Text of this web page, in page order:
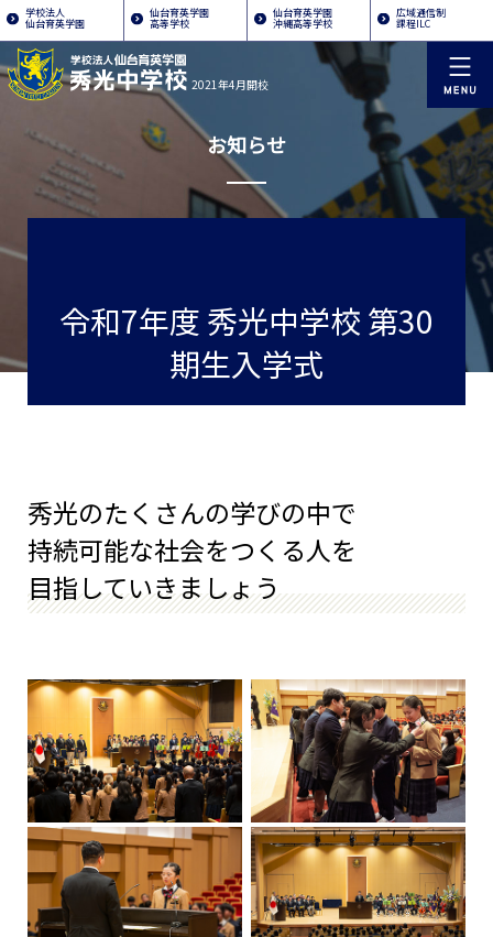
学校法人
仙台育英学園
仙台育英学園
高等学校
仙台育英学園
沖縄高等学校
広域通信制
課程ILC
2021年4月開校
お知らせ
令和7年度 秀光中学校 第30
期生入学式
秀光のたくさんの学びの中で
持続可能な社会をつくる人を
目指していきましょう